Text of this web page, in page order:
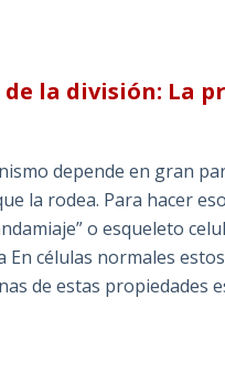
la división: La
depende en gran
la rodea. Para hacer
o esqueleto
En células normales
de estas propiedades